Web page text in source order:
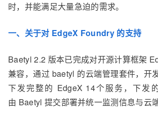
时，并能满足大量急迫的需求。
一、关于对 EdgeX Foundry 的支持
Baetyl 2.2 版本已完成对开源计算框架
兼容，通过 baetyl 的云端管理套件，开
下发完整的 EdgeX 14个服务，下发
由 Baetyl 提交部署并统一监测信息与云